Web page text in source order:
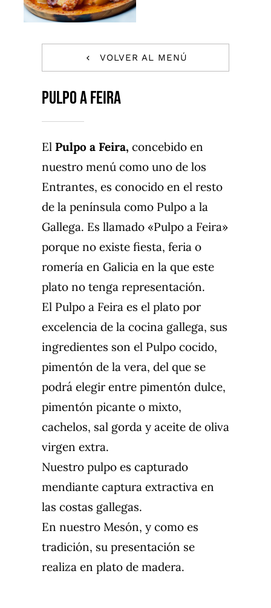
VOLVER AL MENÚ
PULPO A FEIRA
El Pulpo a Feira, concebido en
nuestro menú como uno de los
Entrantes, es conocido en el resto
de la península como Pulpo a la
Gallega. Es llamado «Pulpo a Feira»
porque no existe fiesta, feria o
romería en Galicia en la que este
plato no tenga representación.
El Pulpo a Feira es el plato por
excelencia de la cocina gallega, sus
ingredientes son el Pulpo cocido,
pimentón de la vera, del que se
podrá elegir entre pimentón dulce,
pimentón picante o mixto,
cachelos, sal gorda y aceite de oliva
virgen extra.
Nuestro pulpo es capturado
mendiante captura extractiva en
las costas gallegas.
En nuestro Mesón, y como es
tradición, su presentación se
realiza en plato de madera.